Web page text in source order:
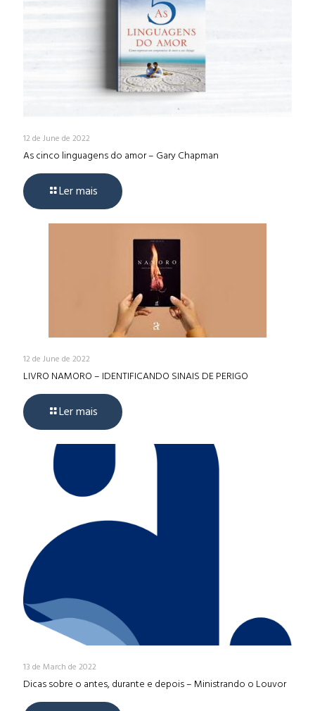
12 de June de 2022
As cinco linguagens do amor – Gary Chapman
Ler mais
12 de June de 2022
LIVRO NAMORO – IDENTIFICANDO SINAIS DE PERIGO
Ler mais
13 de March de 2022
Dicas sobre o antes, durante e depois – Ministrando o Louvor